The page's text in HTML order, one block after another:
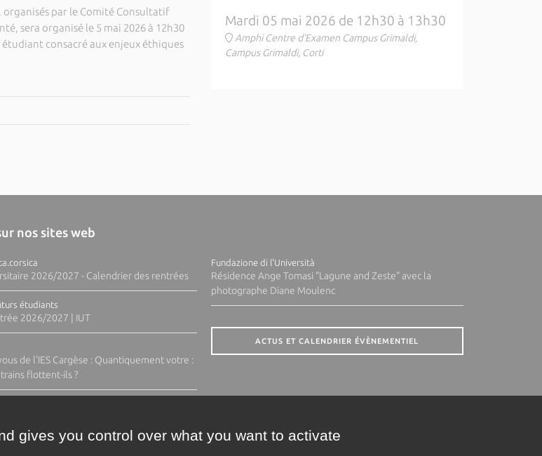
organisés par le Comité Consultatif
sera organisé le 5 mai 2026 à 12h30
étudiant consacré aux enjeux éthiques
Mardi 05 mai 2026 de 12h30 à 13h30
Amphi Centre d'Examen Campus Grimaldi,
Campus Grimaldi, Corti
nos sites web
2026/2027 - Calendrier des rentrées
étudiants
2026/2027 | IUT
de l'IES Cargèse : Quantiquement votre :
flottent-ils ?
Fundazione di l'Università
Résidence Ange Tomasi "Lagune and Zeste" avec la
photographe Diane Moulenc
ACTUS ET CALENDRIER ÉVÈNEMENTIEL
gives you control over what you want to activate